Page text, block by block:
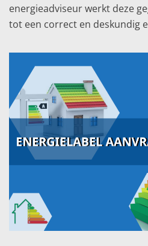
energieadviseur werkt deze
tot een correct en deskundig